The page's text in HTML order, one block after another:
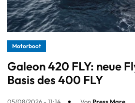
Motorboot
Galeon 420 FLY: neue
Basis des 400 FLY